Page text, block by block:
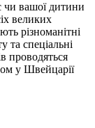
чи вашої дитини
великих
різноманітні
та спеціальні
проводяться
у Швейцарії